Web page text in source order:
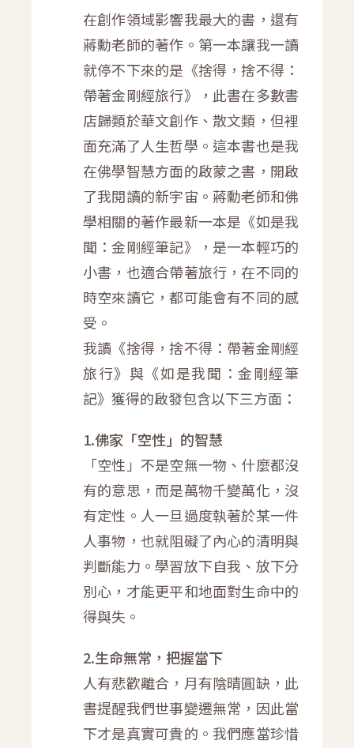
在創作領域影響我最大的書，還有
蔣勳老師的著作。第一本讓我一讀
就停不下來的是《捨得，捨不得：
帶著金剛經旅行》，此書在多數書
店歸類於華文創作、散文類，但裡
面充滿了人生哲學。這本書也是我
在佛學智慧方面的啟蒙之書，開啟
了我閱讀的新宇宙。蔣勳老師和佛
學相關的著作最新一本是《如是我
聞：金剛經筆記》，是一本輕巧的
小書，也適合帶著旅行，在不同的
時空來讀它，都可能會有不同的感
受。
我讀《捨得，捨不得：帶著金剛經
旅行》與《如是我聞：金剛經筆
記》獲得的啟發包含以下三方面：
1.佛家「空性」的智慧
「空性」不是空無一物、什麼都沒
有的意思，而是萬物千變萬化，沒
有定性。人一旦過度執著於某一件
人事物，也就阻礙了內心的清明與
判斷能力。學習放下自我、放下分
別心，才能更平和地面對生命中的
得與失。
2.生命無常，把握當下
人有悲歡離合，月有陰晴圓缺，此
書提醒我們世事變遷無常，因此當
下才是真實可貴的。我們應當珍惜